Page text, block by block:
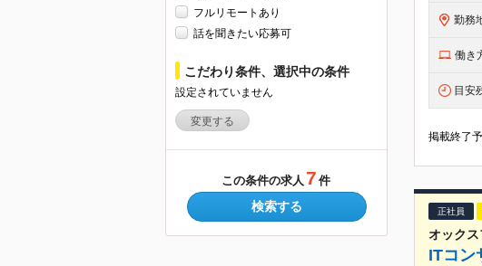
フルリモートあり
話を聞きたい応募可
こだわり条件、選択中の条件
設定されていません
変更する
この条件の求人 7 件
検索する
勤務
働き
目安
掲載終了
正社員
オック
ITコ